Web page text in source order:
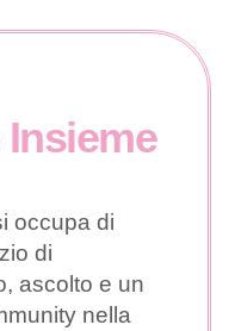
occupa di
di
ascolto e un
nella